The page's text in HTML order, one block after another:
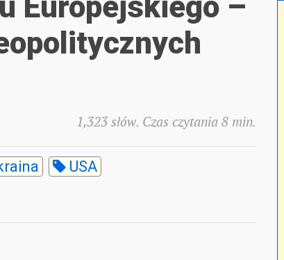
1,323 słów. Czas czytania 8 min.
USA